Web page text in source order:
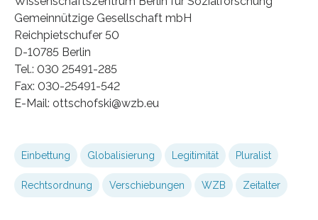
Gemeinnützige Gesellschaft mbH
Reichpietschufer 50
D-10785 Berlin
Tel.: 030 25491-285
Fax: 030-25491-542
E-Mail: ottschofski@wzb.eu
Einbettung Globalisierung Legitimität Pluralist
Rechtsordnung Verschiebungen WZB Zeitalter